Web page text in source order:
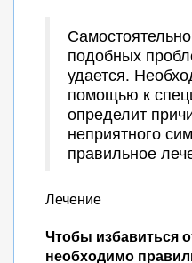
подобных
удается.
помощью к
определит
неприятного
правильное
Лечение
Чтобы избавиться
необходимо